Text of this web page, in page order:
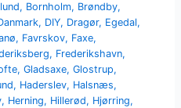
, Bornholm, Brøndby,
, DIY, Dragør, Egedal,
, Favrskov, Faxe,
, Frederikshavn,
,Gladsaxe,Glostrup,
, Haderslev, Halsnæs,
, Herning, Hillerød, Hjørring,